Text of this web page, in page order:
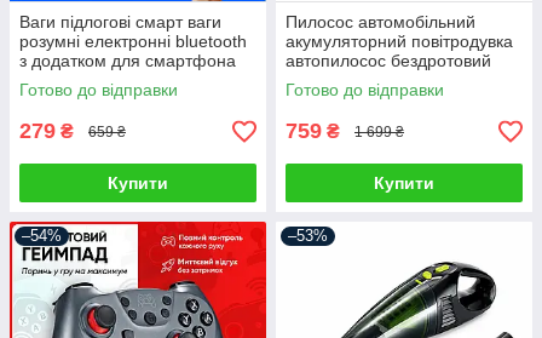
Ваги підлогові смарт ваги
розумні електронні bluetooth
з додатком для смартфона
для дому
Готово до відправки
279 ₴ 659 ₴
Купити
Пилосос автомобільний
акумуляторний повітродувка
автопилосос бездротовий
портативний ручний для
сухого прибирання міні
автопилосос
Готово до відправки
759 ₴ 1 699 ₴
Купити
–54% –53%